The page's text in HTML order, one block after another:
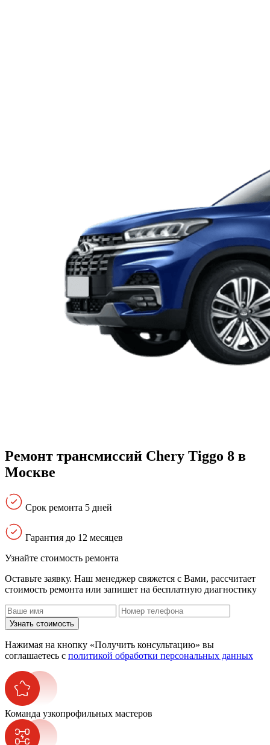
Ремонт трансмиссий Chery Tiggo 8 в
Москве
Срок ремонта 5 дней
Гарантия до 12 месяцев
Узнайте стоимость ремонта
Оставьте заявку. Наш менеджер свяжется с Вами, расcчитает
стоимость ремонта или запишет на бесплатную диагностику
Узнать стоимость
Нажимая на кнопку «Получить консультацию» вы
соглашаетесь с политикой обработки персональных данных
Команда узкопрофильных мастеров